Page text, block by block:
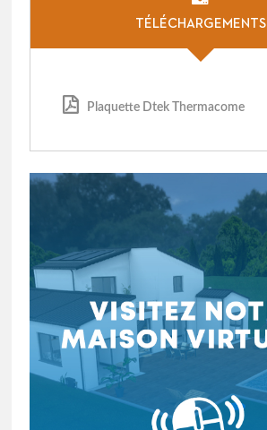
TÉLÉCHARGEMENTS
Plaquette Dtek Thermacome